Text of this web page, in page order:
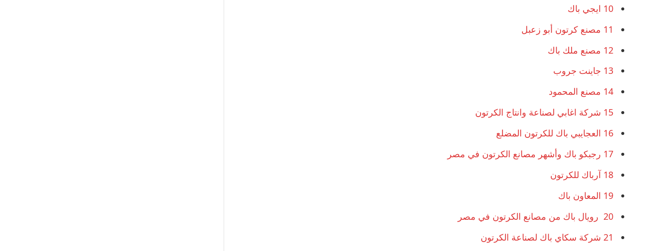
10 ايجي باك
11 مصنع كرتون أبو زعبل
12 مصنع ملك باك
13 جاينت جروب
14 مصنع المحمود
15 شركة اغابي لصناعة وانتاج الكرتون
16 العجايبي باك للكرتون المضلع
17 رجبكو باك وأشهر مصانع الكرتون في مصر
18 آرباك للكرتون
19 المعاون باك
20 رويال باك من مصانع الكرتون في مصر
21 شركة سكاي باك لصناعة الكرتون